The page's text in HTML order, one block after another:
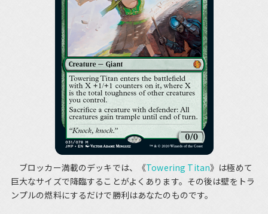
ブロッカー満載のデッキでは、《Towering Titan》は極めて
巨大なサイズで降臨することがよくあります。その後は壁をトラ
ンプルの燃料にするだけで勝利はあなたのものです。